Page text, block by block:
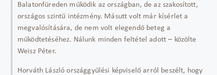
Balatonfüreden működik az országban, de az szakosított,
országos szintű intézmény. Másutt volt már kísérlet a
megvalósítására, de nem volt elegendő beteg a
működtetéséhez. Nálunk minden feltétel adott – közölte
Weisz Péter.
Horváth László országgyűlési képviselő arról beszélt, hogy